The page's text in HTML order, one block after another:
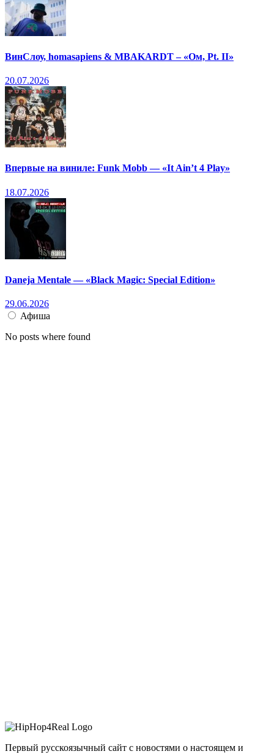
ВинСлоу, homasapiens & MBAKARDT – «Ом, Pt. II»
20.07.2026
Впервые на виниле: Funk Mobb — «It Ain’t 4 Play»
18.07.2026
Daneja Mentale — «Black Magic: Special Edition»
29.06.2026
Афиша
No posts where found
Первый русскоязычный сайт с новостями о настоящем и